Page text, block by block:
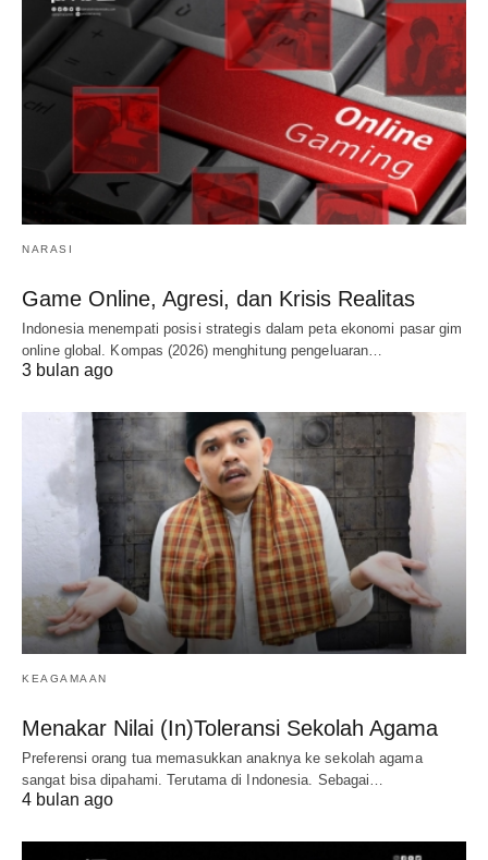
NARASI
Game Online, Agresi, dan Krisis Realitas
Indonesia menempati posisi strategis dalam peta ekonomi pasar gim
online global. Kompas (2026) menghitung pengeluaran…
3 bulan ago
KEAGAMAAN
Menakar Nilai (In)Toleransi Sekolah Agama
Preferensi orang tua memasukkan anaknya ke sekolah agama
sangat bisa dipahami. Terutama di Indonesia. Sebagai…
4 bulan ago